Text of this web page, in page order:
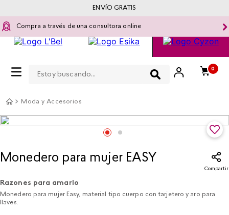
Compra a través de una consultora online
0
ENVÍO GRATIS
Moda y Accesorios
Monedero para mujer EASY
Compartir
Razones para amarlo
Monedero para mujer Easy, material tipo cuerpo con tarjetero y aro para
llaves.